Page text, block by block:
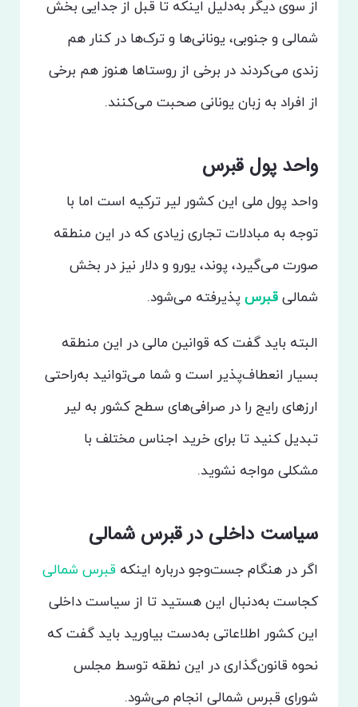
از سوی دیگر به‌دلیل اینکه تا قبل از جدایی بخش
شمالی و جنوبی، یونانی‌ها و ترک‌ها در کنار هم
زندی می‌کردند در برخی از روستاها هنوز هم برخی
از افراد به زبان یونانی صحبت می‌کنند.
واحد پول قبرس
واحد پول ملی این کشور لیر ترکیه است اما با
توجه به مبادلات تجاری زیادی که در این منطقه
صورت می‌گیرد، پوند، یورو و دلار نیز در بخش
شمالی قبرس پذیرفته می‌شود.
البته باید گفت که قوانین مالی در این منطقه
بسیار انعطاف‌پذیر است و شما می‌توانید به‌راحتی
ارزهای رایج را در صرافی‌های سطح کشور به لیر
تبدیل کنید تا برای خرید اجناس مختلف با
مشکلی مواجه نشوید.
سیاست داخلی در قبرس شمالی
اگر در هنگام جست‌وجو درباره اینکهقبرس شمالی
کجاست به‌دنبال این هستید تا از سیاست داخلی
این کشور اطلاعاتی به‌دست بیاورید باید گفت که
نحوه قانون‌گذاری در این نطقه توسط مجلس
شورای قبرس شمالی انجام می‌شود.